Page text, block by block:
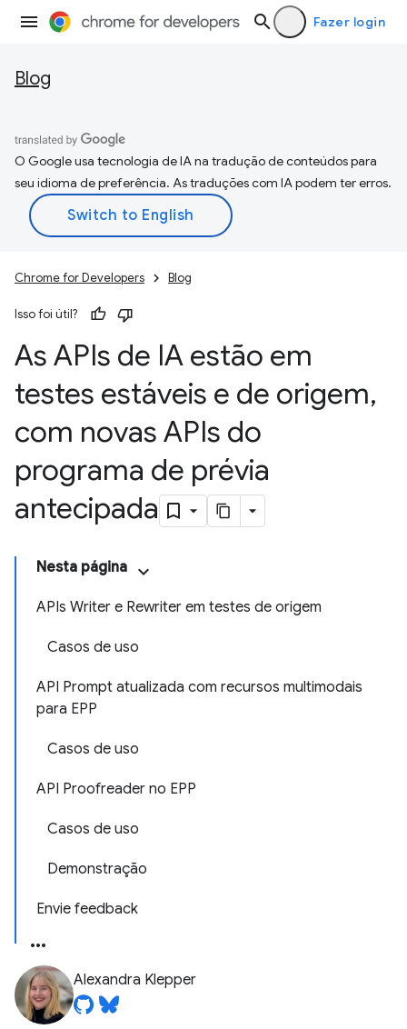
Fazer login
Blog
O Google usa tecnologia de IA na tradução de conteúdos para
seu idioma de preferência. As traduções com IA podem ter erros.
Chrome for Developers Blog
Isso foi útil?
As APIs de IA estão em
testes estáveis e de origem,
com novas APIs do
programa de prévia
antecipada
Nesta página
APIs Writer e Rewriter em testes de origem
Casos de uso
API Prompt atualizada com recursos multimodais
para EPP
Casos de uso
API Proofreader no EPP
Casos de uso
Demonstração
Envie feedback
Alexandra Klepper